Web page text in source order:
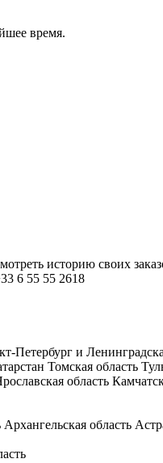
время.
историю своих
6 55 55 2618
Петербург и
Томская область
область
Архангельская область